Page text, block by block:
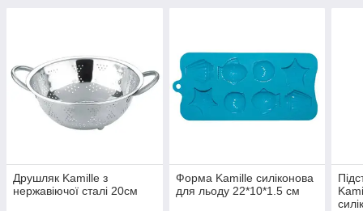
Друшляк Kamille з
нержавіючої сталі 20см
Форма Kamille силіконова
для льоду 22*10*1.5 см